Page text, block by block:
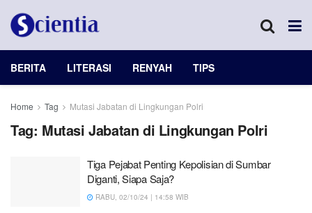
BERITA LITERASI RENYAH TIPS
Home Tag Mutasi Jabatan di Lingkungan Polri
Tag: Mutasi Jabatan di Lingkungan Polri
Tiga Pejabat Penting Kepolisian di Sumbar
Diganti, Siapa Saja?
RABU, 02/10/24 | 14:58 WIB